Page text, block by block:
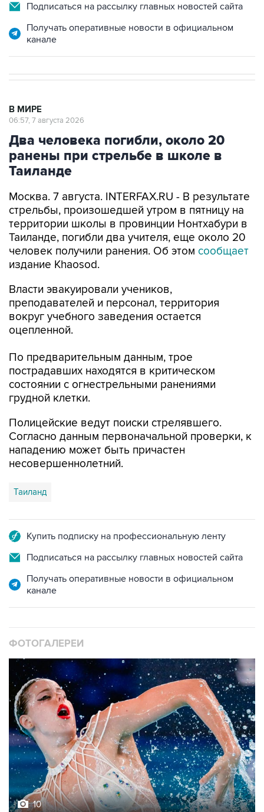
Подписаться на рассылку главных новостей сайта
Получать оперативные новости в официальном
канале
В МИРЕ
06:57, 7 августа 2026
Два человека погибли, около 20
ранены при стрельбе в школе в
Таиланде
Москва. 7 августа. INTERFAX.RU - В результате
стрельбы, произошедшей утром в пятницу на
территории школы в провинции Нонтхабури в
Таиланде, погибли два учителя, еще около 20
человек получили ранения. Об этом сообщает
издание Khaosod.
Власти эвакуировали учеников,
преподавателей и персонал, территория
вокруг учебного заведения остается
оцепленной.
По предварительным данным, трое
пострадавших находятся в критическом
состоянии с огнестрельными ранениями
грудной клетки.
Полицейские ведут поиски стрелявшего.
Согласно данным первоначальной проверки, к
нападению может быть причастен
несовершеннолетний.
Таиланд
Купить подписку на профессиональную ленту
Подписаться на рассылку главных новостей сайта
Получать оперативные новости в официальном
канале
ФОТОГАЛЕРЕИ
10